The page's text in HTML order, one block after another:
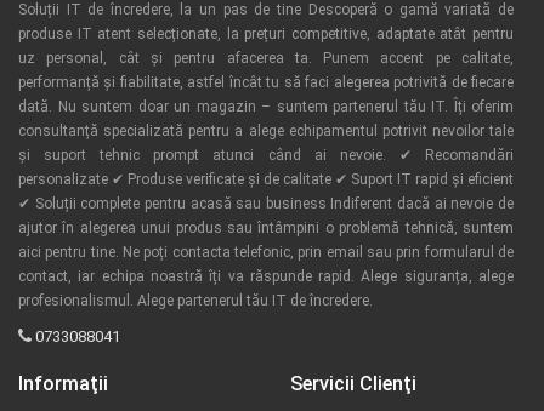
Soluții IT de încredere, la un pas de tine Descoperă o gamă variată de
produse IT atent selecționate, la prețuri competitive, adaptate atât pentru
uz personal, cât și pentru afacerea ta. Punem accent pe calitate,
performanță și fiabilitate, astfel încât tu să faci alegerea potrivită de fiecare
dată. Nu suntem doar un magazin – suntem partenerul tău IT. Îți oferim
consultanță specializată pentru a alege echipamentul potrivit nevoilor tale
și suport tehnic prompt atunci când ai nevoie. ✔ Recomandări
personalizate ✔ Produse verificate și de calitate ✔ Suport IT rapid și eficient
✔ Soluții complete pentru acasă sau business Indiferent dacă ai nevoie de
ajutor în alegerea unui produs sau întâmpini o problemă tehnică, suntem
aici pentru tine. Ne poți contacta telefonic, prin email sau prin formularul de
contact, iar echipa noastră îți va răspunde rapid. Alege siguranța, alege
profesionalismul. Alege partenerul tău IT de încredere.
0733088041
Informaţii Servicii Clienţi